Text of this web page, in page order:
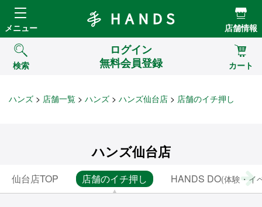
Hands ハンズ
メニュー 店舗情報
検索
ログイン
無料会員登録
カート
ハンズ 店舗一覧 ハンズ ハンズ仙台店 店舗のイチ押し
ハンズ仙台店
仙台店TOP 店舗のイチ押し HANDS DO(体験・イ